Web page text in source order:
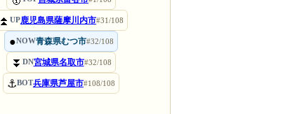
⏫ UP鹿児島県薩摩川内市#31/108
●NOW青森県むつ市#32/108
⏬ DN宮城県名取市#32/108
⚓BOT兵庫県芦屋市#108/108